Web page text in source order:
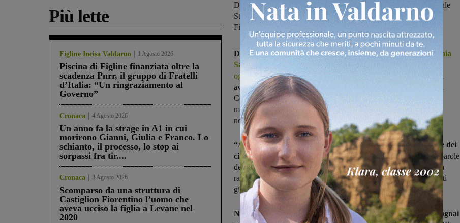
Più lette
Figline Incisa Valdarno 1 Agosto 2026
Piscina di Figline finanziata oltre la
scadenza Pnrr, il gruppo di Fratelli
d’Italia: “Un ringraziamento al
Governo”
Cronaca 4 Agosto 2026
Un anno fa la strage in A1 in cui
morirono Gianni, Giulia e Franco. Lo
schianto, il processo, lo stop ai
sorpassi fra tir....
Cronaca 3 Agosto 2026
Scomparso da una struttura di
Castiglion Fiorentino l’uomo che
aveva ucciso la figlia a Levane nel
2020
Dopo l’incontro a Firenze e le dichiarazioni dell’assessore regionale
Stefania Saccardi sulla pediatria del Serristori, anche il sindaco di
Figline Incisa commenta con soddisfazione
Dopo l'incontro tenutosi a Firenze l'assessore regionaleStefania
Saccardiassicura: "Il servizio di pediatria rimarrà intatto, come è
oggi". Il sindaco di Figline Incisa Giulia Mugnai che proprio oggi
aveva annunciato di prendere parte alla manifestazione indetta dai
Cobas per il 29 aprile commenta soddisfatta: “La garanzia sul
mantenimento del servizio di pediatria al Serristori è una grande
notizia”.
“Abbiamo vinto una battaglia importante a tutela della salute dei
cittadini del nostro territorio– spiega la sindaca Mugnai -. Le parole
dell’assessore Saccardi, che ringrazio della disponibilità, sono una
rassicurazione per tutte quelle mamme e quei cittadini che in questi
giorni mi hanno manifestato forte preoccupazione”.
Nonostante la promesse dell'assessore regionale il sindaco Mugnai